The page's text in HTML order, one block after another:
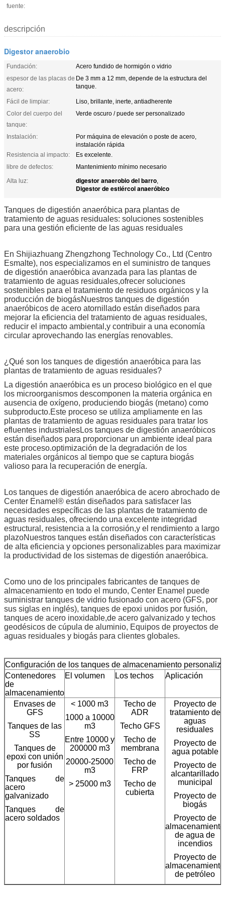
fuente:
descripción
Digestor anaerobio
Fundación:
Acero fundido de hormigón o vidrio
espesor de las placas de
acero:
De 3 mm a 12 mm, depende de la estructura del
tanque.
Fácil de limpiar:
Liso, brillante, inerte, antiadherente
Color del cuerpo del
tanque:
Verde oscuro / puede ser personalizado
Instalación:
Por máquina de elevación o poste de acero,
instalación rápida
Resistencia al impacto:
Es excelente.
libre de defectos:
Mantenimiento mínimo necesario
Alta luz:
digestor anaerobio del barro,
Digestor de estiércol anaeróbico
Tanques de digestión anaeróbica para plantas de
tratamiento de aguas residuales: soluciones sostenibles
para una gestión eficiente de las aguas residuales
En Shijiazhuang Zhengzhong Technology Co., Ltd (Centro
Esmalte), nos especializamos en el suministro de tanques
de digestión anaeróbica avanzada para las plantas de
tratamiento de aguas residuales,ofrecer soluciones
sostenibles para el tratamiento de residuos orgánicos y la
producción de biogásNuestros tanques de digestión
anaeróbicos de acero atornillado están diseñados para
mejorar la eficiencia del tratamiento de aguas residuales,
reducir el impacto ambiental,y contribuir a una economía
circular aprovechando las energías renovables.
¿Qué son los tanques de digestión anaeróbica para las
plantas de tratamiento de aguas residuales?
La digestión anaeróbica es un proceso biológico en el que
los microorganismos descomponen la materia orgánica en
ausencia de oxígeno, produciendo biogás (metano) como
subproducto.Este proceso se utiliza ampliamente en las
plantas de tratamiento de aguas residuales para tratar los
efluentes industrialesLos tanques de digestión anaeróbicos
están diseñados para proporcionar un ambiente ideal para
este proceso.optimización de la degradación de los
materiales orgánicos al tiempo que se captura biogás
valioso para la recuperación de energía.
Los tanques de digestión anaeróbica de acero abrochado de
Center Enamel® están diseñados para satisfacer las
necesidades específicas de las plantas de tratamiento de
aguas residuales, ofreciendo una excelente integridad
estructural, resistencia a la corrosión,y el rendimiento a largo
plazoNuestros tanques están diseñados con características
de alta eficiencia y opciones personalizables para maximizar
la productividad de los sistemas de digestión anaeróbica.
Como uno de los principales fabricantes de tanques de
almacenamiento en todo el mundo, Center Enamel puede
suministrar tanques de vidrio fusionado con acero (GFS, por
sus siglas en inglés), tanques de epoxi unidos por fusión,
tanques de acero inoxidable,de acero galvanizado y techos
geodésicos de cúpula de aluminio, Equipos de proyectos de
aguas residuales y biogás para clientes globales.
Configuración de los tanques de almacenamiento
Contenedores
de
almacenamiento
El volumen Los techos Aplicación
Envases de
GFS
Tanques de las
SS
Tanques de
epoxi con unión
por fusión
Tanques de
acero
galvanizado
Tanques de
acero soldados
< 1000 m3
1000 a 10000
m3
Entre 10000 y
200000 m3
20000-25000
m3
> 25000 m3
Techo de
ADR
Techo GFS
Techo de
membrana
Techo de
FRP
Techo de
cubierta
Proyecto de
tratamiento de
aguas
residuales
Proyecto de
agua potable
Proyecto de
alcantarillado
municipal
Proyecto de
biogás
Proyecto de
almacenamiento
de agua de
incendios
Proyecto de
almacenamiento
de petróleo